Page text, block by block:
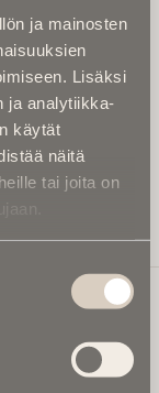
ja mainosten
Lisäksi
ja analytiikka-
käytät
näitä
tai joita on
uutiskirjeen